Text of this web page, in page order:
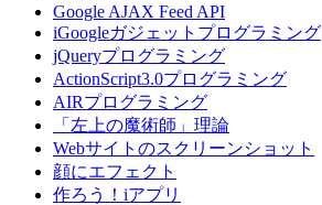
Google AJAX Feed API
iGoogleガジェットプログラミング
jQueryプログラミング
ActionScript3.0プログラミング
AIRプログラミング
「左上の魔術師」理論
Webサイトのスクリーンショット
顔にエフェクト
作ろう！iアプリ